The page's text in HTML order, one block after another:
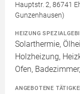
Hauptstr. 2, 86741
Gunzenhausen)
HEIZUNG
Solarthermie,
Holzheizung,
Ofen,
ANGEBOTENE